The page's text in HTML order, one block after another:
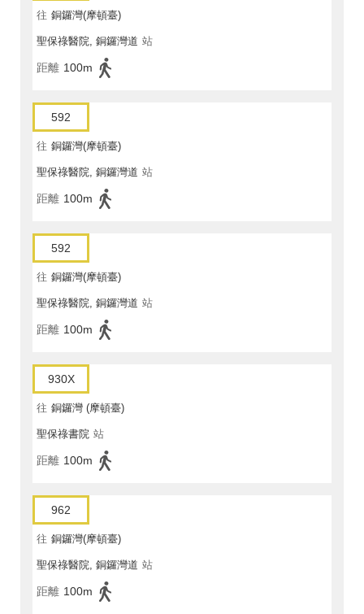
往 銅鑼灣(摩頓臺)
聖保祿醫院, 銅鑼灣道 站
距離 100m
592
往 銅鑼灣(摩頓臺)
聖保祿醫院, 銅鑼灣道 站
距離 100m
592
往 銅鑼灣(摩頓臺)
聖保祿醫院, 銅鑼灣道 站
距離 100m
930X
往 銅鑼灣 (摩頓臺)
聖保祿書院 站
距離 100m
962
往 銅鑼灣(摩頓臺)
聖保祿醫院, 銅鑼灣道 站
距離 100m